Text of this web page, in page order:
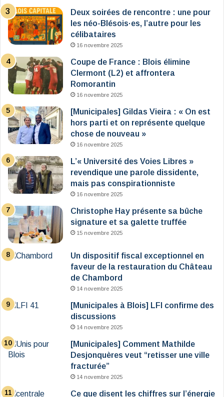
Deux soirées de rencontre : une pour
les néo-Blésois·es, l’autre pour les
célibataires
16 novembre 2025
Coupe de France : Blois élimine
Clermont (L2) et affrontera
Romorantin
16 novembre 2025
[Municipales] Gildas Vieira : « On est
hors parti et on représente quelque
chose de nouveau »
16 novembre 2025
L’« Université des Voies Libres »
revendique une parole dissidente,
mais pas conspirationniste
16 novembre 2025
Christophe Hay présente sa bûche
signature et sa galette truffée
15 novembre 2025
Un dispositif fiscal exceptionnel en
faveur de la restauration du Château
de Chambord
14 novembre 2025
[Municipales à Blois] LFI confirme des
discussions
14 novembre 2025
[Municipales] Comment Mathilde
Desjonquères veut “retisser une ville
fracturée”
14 novembre 2025
Ce que disent les chiffres sur l’énergie